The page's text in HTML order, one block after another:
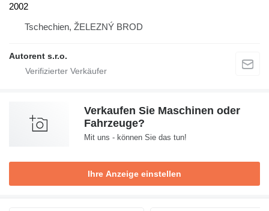
2002
Tschechien, ŽELEZNÝ BROD
Autorent s.r.o.
Verkaufen Sie Maschinen oder
Fahrzeuge?
Mit uns - können Sie das tun!
Ihre Anzeige einstellen